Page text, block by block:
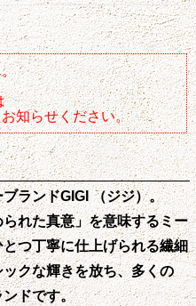
知らせください。
ランドGIGI （ジジ）。
れた真意」を意味するミー
つ丁寧に仕上げられる繊細
クな輝きを放ち、多くの
ドです。